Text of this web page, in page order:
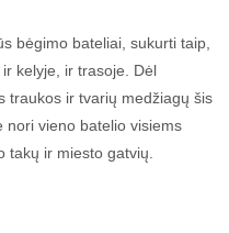
bėgimo bateliai, sukurti taip,
kelyje, ir trasoje. Dėl
traukos ir tvarių medžiagų šis
nori vieno batelio visiems
takų ir miesto gatvių.